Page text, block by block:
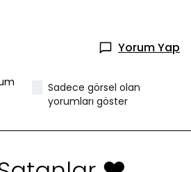
Yorum Yap
Sadece görsel olan
yorumları göster